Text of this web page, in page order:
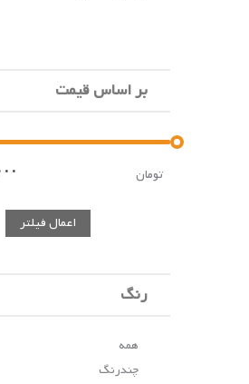
بر اساس قیمت
تومان
اعمال فیلتر
رنگ
همه
چندرنگ